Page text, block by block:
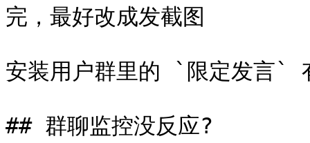
完，最好改成发截图
安装用户群里的 `限定发言`
## 群聊监控没反应?